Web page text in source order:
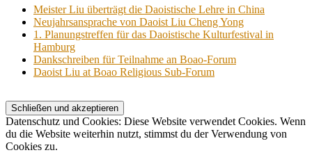
Meister Liu überträgt die Daoistische Lehre in China
Neujahrsansprache von Daoist Liu Cheng Yong
1. Planungstreffen für das Daoistische Kulturfestival in
Hamburg
Dankschreiben für Teilnahme an Boao-Forum
Daoist Liu at Boao Religious Sub-Forum
Datenschutz und Cookies: Diese Website verwendet Cookies. Wenn
du die Website weiterhin nutzt, stimmst du der Verwendung von
Cookies zu.